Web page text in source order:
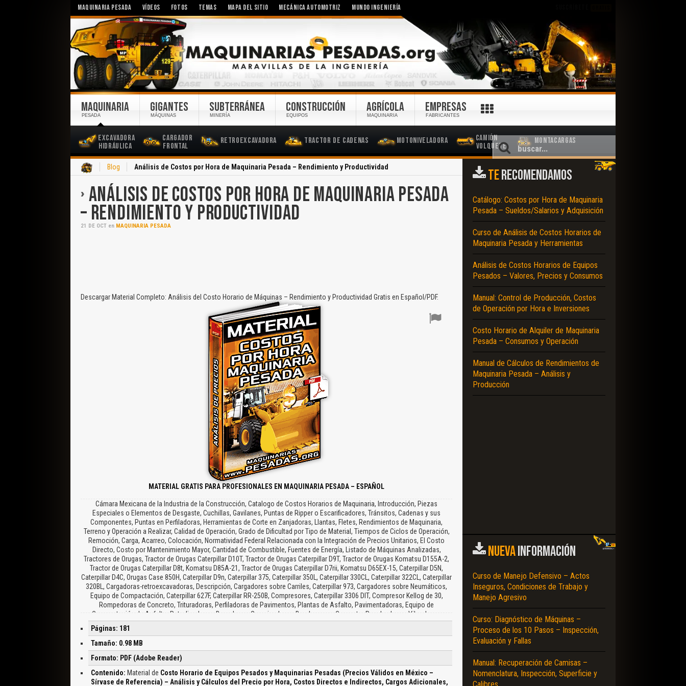
MAQUINARIA PESADA VÍDEOS FOTOS TEMAS MAPA DEL SITIO MECÁNICA AUTOMOTRIZ MUNDO INGENIERÍA
MAQUINARIA
PESADA
Excavadora
Hidráulica
Cargador
Frontal
Retroexcavadora Tractor de Cadenas Motoniveladora
Camión
Volquete
Montacargas
GIGANTES
MÁQUINAS
SUBTERRÁNEA
MINERÍA
CONSTRUCCIÓN
EQUIPOS
AGRÍCOLA
MAQUINARIA
EMPRESAS
FABRICANTES
Blog Análisis de Costos por Hora de Maquinaria Pesada – Rendimiento y Productividad
ANÁLISIS DE COSTOS POR HORA DE MAQUINARIA PESADA
– RENDIMIENTO Y PRODUCTIVIDAD
21 DE OCT en MAQUINARIA PESADA
Descargar Material Completo: Análisis del Costo Horario de Máquinas – Rendimiento y Productividad Gratis en Español/PDF.
MATERIAL GRATIS PARA PROFESIONALES EN MAQUINARIA PESADA – ESPAÑOL
Cámara Mexicana de la Industria de la Construcción, Catalogo de Costos Horarios de Maquinaria, Introducción, Piezas
Especiales o Elementos de Desgaste, Cuchillas, Gavilanes, Puntas de Ripper o Escarificadores, Tránsitos, Cadenas y sus
Componentes, Puntas en Perfiladoras, Herramientas de Corte en Zanjadoras, Llantas, Fletes, Rendimientos de Maquinaria,
Terreno y Operación a Realizar, Calidad de Operación, Grado de Dificultad por Tipo de Material, Tiempos de Ciclos de Operación,
Remoción, Carga, Acarreo, Colocación, Normatividad Federal Relacionada con la Integración de Precios Unitarios, El Costo
Directo, Costo por Mantenimiento Mayor, Cantidad de Combustible, Fuentes de Energía, Listado de Máquinas Analizadas,
Tractores de Orugas, Tractor de Orugas Caterpillar D10T, Tractor de Orugas Caterpillar D9T, Tractor de Orugas Komatsu D155A-2,
Tractor de Orugas Caterpillar D8t, Komatsu D85A-21, Tractor de Orugas Caterpillar D7rii, Komatsu D65EX-15, Caterpillar D5N,
Caterpillar D4C, Orugas Case 850H, Caterpillar D9n, Caterpillar 375, Caterpillar 350L, Caterpillar 330CL, Caterpillar 322CL, Caterpillar
320BL, Cargadoras-retroexcavadoras, Descripción, Cargadores sobre Carriles, Caterpillar 973, Cargadores sobre Neumáticos,
Equipo de Compactación, Caterpillar 627F, Caterpillar RR-250B, Compresores, Caterpillar 3306 DIT, Compresor Kellog de 30,
Rompedoras de Concreto, Trituradoras, Perfiladoras de Pavimentos, Plantas de Asfalto, Pavimentadoras, Equipo de
Compactación de Asfalto, Petrolizadoras, Barredoras, Guarnizadora y Bombas para Concreto, Revolvedoras, Vibradores,
Bogues y Lanzadoras de Mortero, Camiones Fuera de Carretera, Grúas y Dragas, Malacates y Soldadoras, Equipo para
Cimentaciones Profundas, Tiende tubos, Aliñadores, Esmaltadoras, Detectores de Falla, Bombas para Agua, Grupo Electrógeno,
Camiones de Volteo, Equipo de Perforación de Pozos y Chalanes, Zanjadoras, Análisis de Costos Horarios, Análisis del Factor
de Salario Real, Datos Básicos para el Análisis del Factor de Salario Real, Salario Mínimo General del DF, Enfermedad y
Maternidad, Suma Prestaciones, Tasa de Interés Real, Tasa de Seguros, Aceite Lubricante, Gasolina, Tipo de Cambio, Factor de
Utilización de la Operación del Equipo, Tractores de Orugas, Costo de la Máquina, Valor de las Llantas, Valor de la Máquina, Vida
Económica, Tractor de Orugas Caterpillar D10t, Aceite Lubricante, Diesel, Tasa de Seguro, Tractores Agrícola, Cargadoras-
Páginas: 181
Tamaño: 0.98 MB
Formato: PDF (Adobe Reader)
Contenido: Material de Costo Horario de Equipos Pesados y Maquinarias Pesadas (Precios Válidos en México –
Sírvase de Referencia) – Análisis y Cálculos del Precio por Hora, Costos Directos e Indirectos, Cargos Adicionales,
TERECOMENDAMOS
Catálogo: Costos por Hora de Maquinaria
Pesada – Sueldos/Salarios y Adquisición
Curso de Análisis de Costos Horarios de
Maquinaria Pesada y Herramientas
Análisis de Costos Horarios de Equipos
Pesados – Valores, Precios y Consumos
Manual: Control de Producción, Costos
de Operación por Hora e Inversiones
Costo Horario de Alquiler de Maquinaria
Pesada – Consumos y Operación
Manual de Cálculos de Rendimientos de
Maquinaria Pesada – Análisis y
Producción
NUEVAINFORMACIÓN
Curso de Manejo Defensivo – Actos
Inseguros, Condiciones de Trabajo y
Manejo Agresivo
Curso: Diagnóstico de Máquinas –
Proceso de los 10 Pasos – Inspección,
Evaluación y Fallas
Manual: Recuperación de Camisas –
Nomenclatura, Inspección, Superficie y